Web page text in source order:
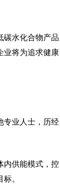
碳水化合物产品
业将为追求健康
专业人士，历经
内供能模式，控
。